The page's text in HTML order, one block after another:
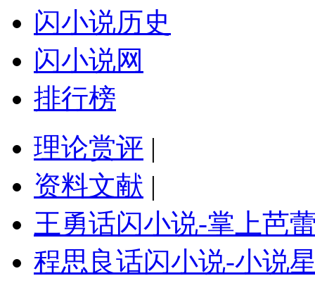
闪小说历史
闪小说网
排行榜
理论赏评 |
资料文献 |
王勇话闪小说-掌上芭
程思良话闪小说-小说